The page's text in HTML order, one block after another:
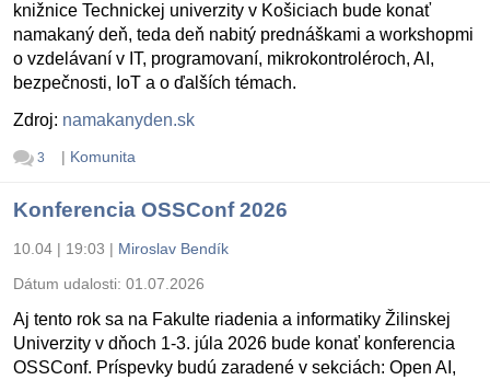
knižnice Technickej univerzity v Košiciach bude konať
namakaný deň, teda deň nabitý prednáškami a workshopmi
o vzdelávaní v IT, programovaní, mikrokontroléroch, AI,
bezpečnosti, IoT a o ďalších témach.
Zdroj: namakanyden.sk
3 | Komunita
Konferencia OSSConf 2026
10.04 | 19:03 | Miroslav Bendík
Dátum udalosti: 01.07.2026
Aj tento rok sa na Fakulte riadenia a informatiky Žilinskej
Univerzity v dňoch 1-3. júla 2026 bude konať konferencia
OSSConf. Príspevky budú zaradené v sekciách: Open AI,